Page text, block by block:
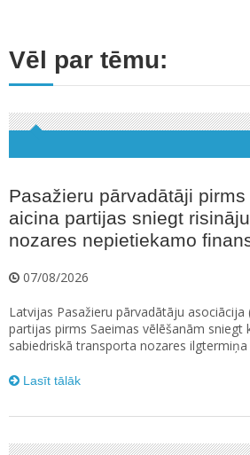
Vēl par tēmu:
Pasažieru pārvadātāji
aicina partijas sniegt
nozares nepietiekamo
07/08/2026
Latvijas Pasažieru pārvadātāju asociācija
partijas pirms Saeimas vēlēšanām
sabiedriskā transporta nozares ilgtermiņa
Lasīt tālāk